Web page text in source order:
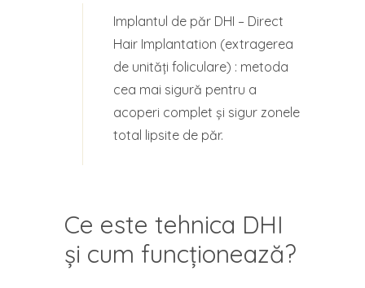
Implantul de păr DHI – Direct
Hair Implantation (extragerea
de unități foliculare) : metoda
cea mai sigură pentru a
acoperi complet și sigur zonele
total lipsite de păr.
Ce este tehnica DHI
și cum funcționează?